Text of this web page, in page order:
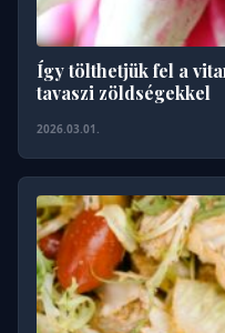
Így tölthetjük fel a
tavaszi zöldségekkel
2026.03.01.